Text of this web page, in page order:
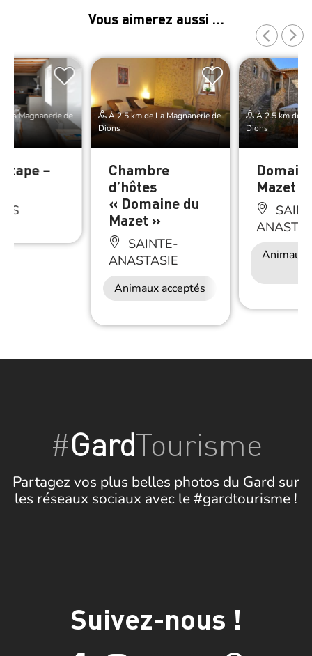
Vous aimerez aussi …
La Magnanerie de
–
À 2.5 km de La Magnanerie de
Dions
Chambre
d’hôtes
« Domaine du
Mazet »
SAINTE-
ANASTASIE
Animaux acceptés
À 2.5 km de
Dions
Mazet
Animaux
#GardTourisme
Partagez vos plus belles photos du Gard sur
les réseaux sociaux avec le #gardtourisme !
Suivez-nous !